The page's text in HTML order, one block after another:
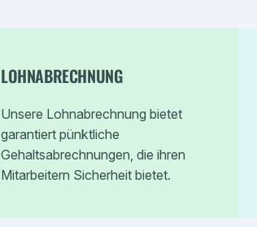
LOHNABRECHNUNG
Unsere Lohnabrechnung bietet
garantiert pünktliche
Gehaltsabrechnungen, die ihren
Mitarbeitern Sicherheit bietet.